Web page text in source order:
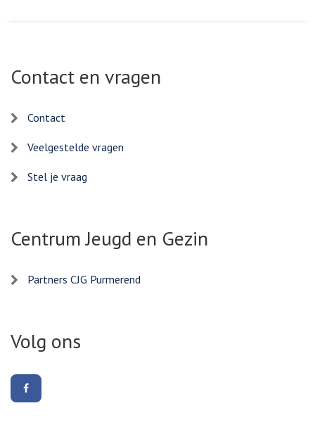
Contact en vragen
Contact
Veelgestelde vragen
Stel je vraag
Centrum Jeugd en Gezin
Partners CJG Purmerend
Volg ons
ons